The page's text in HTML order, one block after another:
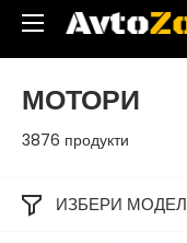
Avtozona
МОТОРИ
3876 продукти
ИЗБЕРИ МОДЕЛ